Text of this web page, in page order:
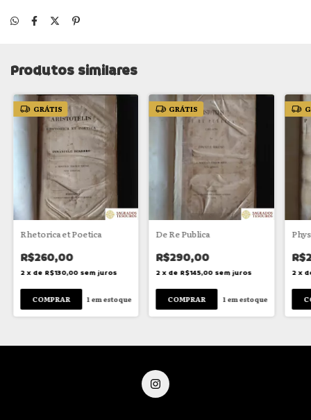
Produtos similares
GRÁTIS
Rhetorica et Poetica
R$260,00
2 x de R$130,00 sem juros
1 em estoque
GRÁTIS
De Re Publica
R$290,00
2 x de R$145,00 sem juros
1 em estoque
2 x